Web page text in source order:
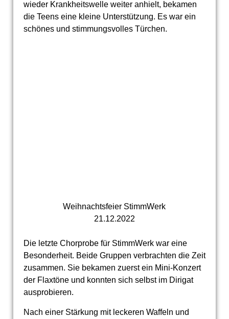
wieder Krankheitswelle weiter anhielt, bekamen
die Teens eine kleine Unterstützung. Es war ein
schönes und stimmungsvolles Türchen.
Weihnachtsfeier StimmWerk
21.12.2022
Die letzte Chorprobe für StimmWerk war eine
Besonderheit. Beide Gruppen verbrachten die Zeit
zusammen. Sie bekamen zuerst ein Mini-Konzert
der Flaxtöne und konnten sich selbst im Dirigat
ausprobieren.
Nach einer Stärkung mit leckeren Waffeln und